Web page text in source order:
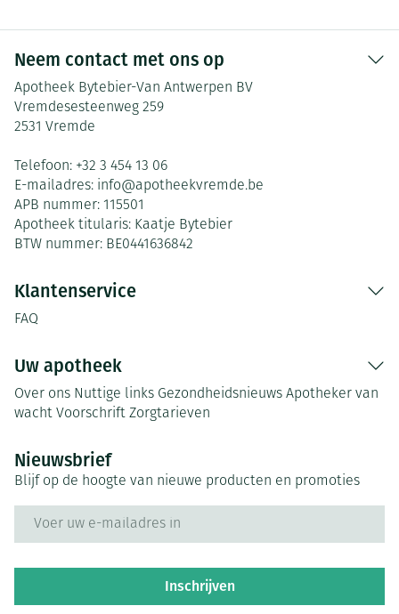
Neem contact met ons op
Apotheek Bytebier-Van Antwerpen BV
Vremdesesteenweg 259
2531 Vremde
Telefoon: +32 3 454 13 06
E-mailadres: info@apotheekvremde.be
APB nummer: 115501
Apotheek titularis: Kaatje Bytebier
BTW nummer: BE0441636842
Klantenservice
FAQ
Uw apotheek
Over ons Nuttige links Gezondheidsnieuws Apotheker van
wacht Voorschrift Zorgtarieven
Nieuwsbrief
Blijf op de hoogte van nieuwe producten en promoties
Inschrijven